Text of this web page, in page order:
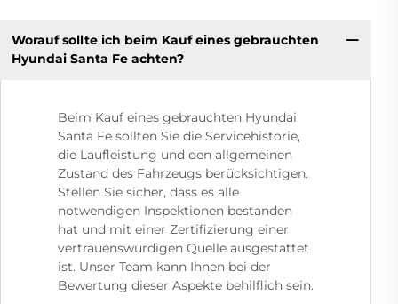
Worauf sollte ich beim Kauf eines gebrauchten
Hyundai Santa Fe achten?
Beim Kauf eines gebrauchten Hyundai
Santa Fe sollten Sie die Servicehistorie,
die Laufleistung und den allgemeinen
Zustand des Fahrzeugs berücksichtigen.
Stellen Sie sicher, dass es alle
notwendigen Inspektionen bestanden
hat und mit einer Zertifizierung einer
vertrauenswürdigen Quelle ausgestattet
ist. Unser Team kann Ihnen bei der
Bewertung dieser Aspekte behilflich sein.